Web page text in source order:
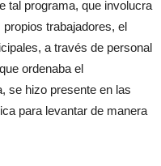
tal programa, que involucra
trabajadores, el
a través de personal
ordenaba el
se hizo presente en las
para levantar de manera